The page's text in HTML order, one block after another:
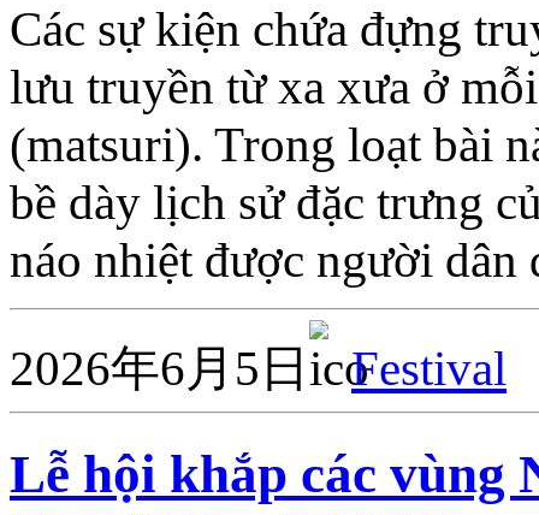
Các sự kiện chứa đựng
lưu truyền từ xa xưa ở
(matsuri). Trong loạt bài
bề dày lịch sử đặc trưng
náo nhiệt được người
2026年6月5日
Festival
Lễ hội khắp các vùng